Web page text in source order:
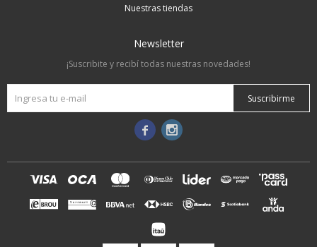
Nuestras tiendas
Newsletter
¡Suscribite y recibí todas nuestras novedades!
Suscribirme
 